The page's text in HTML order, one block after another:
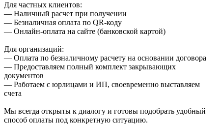
Для частных клиентов:
— Наличный расчет при получении
— Безналичная оплата по QR-коду
— Онлайн-оплата на сайте (банковской картой)
Для организаций:
— Оплата по безналичному расчету на основании договора
— Предоставляем полный комплект закрывающих
документов
— Работаем с юрлицами и ИП, своевременно выставляем
счета
Мы всегда открыты к диалогу и готовы подобрать удобный
способ оплаты под конкретную ситуацию.